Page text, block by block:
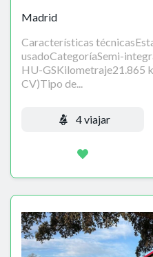
Madrid
Características
usadoCategoríaSemi-
HU-GSKilometraje21.865
CV)Tipo de...
4 viajar